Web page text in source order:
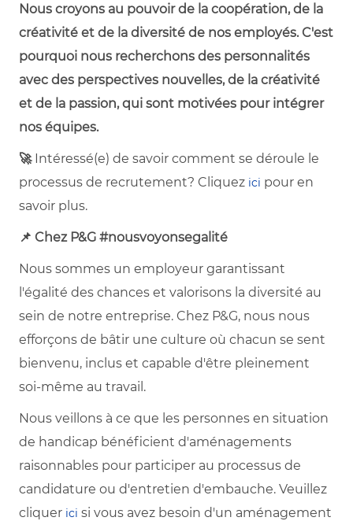
Nous croyons au pouvoir de la coopération, de la
créativité et de la diversité de nos employés. C'est
pourquoi nous recherchons des personnalités
avec des perspectives nouvelles, de la créativité
et de la passion, qui sont motivées pour intégrer
nos équipes.
🚀Intéressé(e) de savoir comment se déroule le
processus de recrutement? Cliquez ici pour en
savoir plus.
📌 Chez P&G #nousvoyonsegalité
Nous sommes un employeur garantissant
l'égalité des chances et valorisons la diversité au
sein de notre entreprise. Chez P&G, nous nous
efforçons de bâtir une culture où chacun se sent
bienvenu, inclus et capable d'être pleinement
soi-même au travail.
Nous veillons à ce que les personnes en situation
de handicap bénéficient d'aménagements
raisonnables pour participer au processus de
candidature ou d'entretien d'embauche. Veuillez
cliquer ici si vous avez besoin d'un aménagement